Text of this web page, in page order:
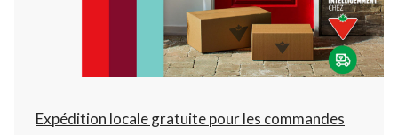
à
22:00
cliquer
pour
changer
Expédition locale gratuite pour les commandes